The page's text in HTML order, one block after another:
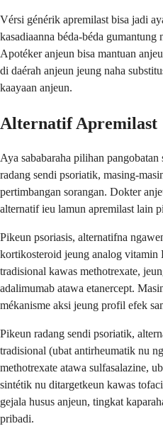
Vérsi générik apremilast bisa jadi
kasadiaanna béda-béda gumantung
Apotéker anjeun bisa mantuan
di daérah anjeun jeung naha
kaayaan anjeun.
Alternatif Apremilast
Aya sababaraha pilihan
radang sendi psoriatik, masing-
pertimbangan sorangan. Dokter
alternatif ieu lamun apremilast lain
Pikeun psoriasis, alternatifna
kortikosteroid jeung analog vitamin
tradisional kawas methotrexate,
adalimumab atawa etanercept.
mékanisme aksi jeung profil efek
Pikeun radang sendi psoriatik,
tradisional (ubat antirheumatik nu
methotrexate atawa sulfasalazine,
sintétik nu ditargetkeun kawas
gejala husus anjeun, tingkat
pribadi.